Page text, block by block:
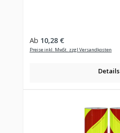
Regulärer Preis:
Ab 10,28 €
Preise inkl. MwSt. zzgl Versandkosten
Details